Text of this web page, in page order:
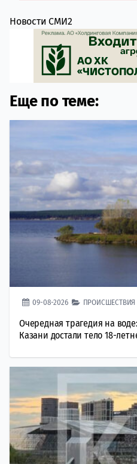
Новости СМИ2
Еще по теме:
09-08-2026 ПРОИСШЕСТВИЯ
Очередная трагедия на
Казани достали тело 18-